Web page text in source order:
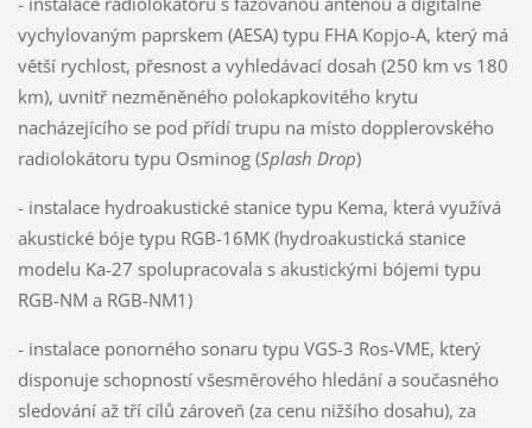
vychylovaným paprskem (AESA) typu FHA Kopjo-A, který má
větší rychlost, přesnost a vyhledávací dosah (250 km vs 180
km), uvnitř nezměněného polokapkovitého krytu
nacházejícího se pod přídí trupu na místo dopplerovského
radiolokátoru typu Osminog (Splash Drop)
- instalace hydroakustické stanice typu Kema, která využívá
akustické bóje typu RGB-16MK (hydroakustická stanice
modelu Ka-27 spolupracovala s akustickými bójemi typu
RGB-NM a RGB-NM1)
- instalace ponorného sonaru typu VGS-3 Ros-VME, který
disponuje schopností všesměrového hledání a současného
sledování až tří cílů zároveň (za cenu nižšího dosahu), za